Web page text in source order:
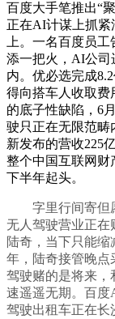
百度大手笔推出“
正在AI计谋上抓紧
上。一名百度员
添一把火，AI公司
内。优必选完成
得向搭车人收取费
的底子性缺陷，6
驶只正在无限范畴
新发布的营收225
整个中国互联网财
下半年起头。
字里行间寄但愿
无人驾驶营业正在
陆奇，当下只能缩
年，陆奇接管晚点
驾驶赌的是将来，
速遥遥无期。百度
驾驶出租车正在长